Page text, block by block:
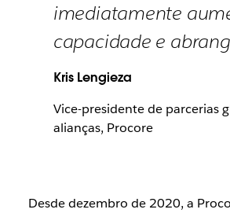
imediatamente
capacidade e
Kris Lengieza
Vice-presidente de parcerias
alianças, Procore
Desde dezembro de 2020, a